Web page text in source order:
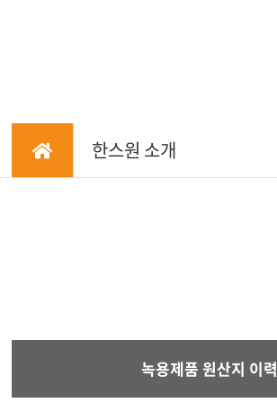
한스원 소개
녹용제품 원산지 이력